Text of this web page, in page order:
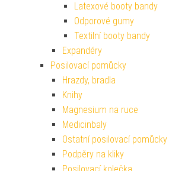
Latexové booty bandy
Odporové gumy
Textilní booty bandy
Expandéry
Posilovací pomůcky
Hrazdy, bradla
Knihy
Magnesium na ruce
Medicinbaly
Ostatní posilovací pomůcky
Podpěry na kliky